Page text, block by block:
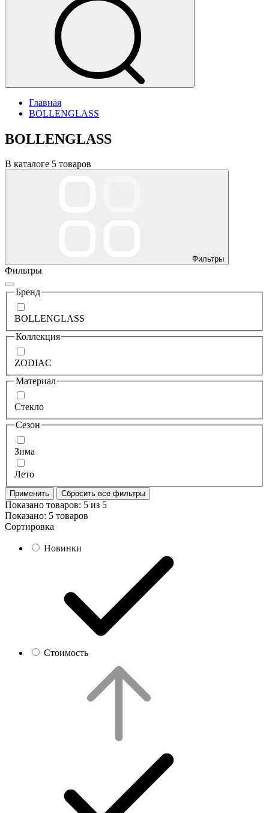
Главная
BOLLENGLASS
BOLLENGLASS
В каталоге 5 товаров
Фильтры
Фильтры
Бренд
BOLLENGLASS
Коллекция
ZODIAC
Материал
Стекло
Сезон
Зима
Лето
Применить Сбросить все фильтры
Показано товаров: 5 из 5
Показано: 5 товаров
Сортировка
Новинки
Стоимость